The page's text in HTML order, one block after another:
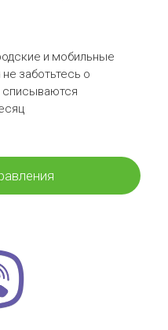
и мобильные
заботьтесь о
списываются